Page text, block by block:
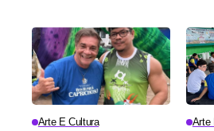
Arte E Cultura Arte